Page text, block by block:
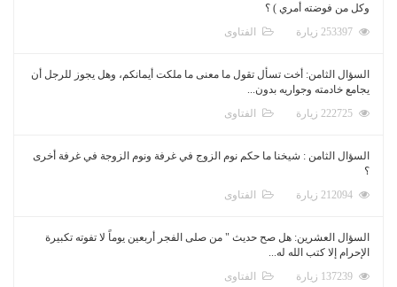
وكل من فوضته أمري ) ؟
الفتاوى
السؤال الثامن: أخت تسأل تقول ما معنى ما ملكت أيمانكم، وهل يجوز للرجل أن
يجامع خادمته وجواريه بدون...
الفتاوى
السؤال الثامن : شيخنا ما حكم نوم الزوج في غرفة ونوم الزوجة في غرفة أخرى
؟
الفتاوى
السؤال العشرين: هل صح حديث " من صلى الفجر أربعين يوماً لا تفوته تكبيرة
الإحرام إلا كتب الله له...
الفتاوى